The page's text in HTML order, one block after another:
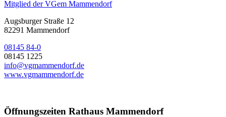
Mitglied der VGem Mammendorf
Augsburger Straße 12
82291 Mammendorf
08145 84-0
08145 1225
info@vgmammendorf.de
www.vgmammendorf.de
Öffnungszeiten Rathaus Mammendorf